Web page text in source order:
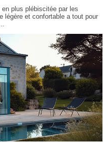
plus plébiscitée par les
légère et confortable a tout pour